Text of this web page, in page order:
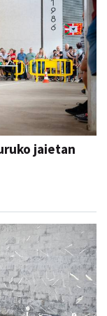
jaietan